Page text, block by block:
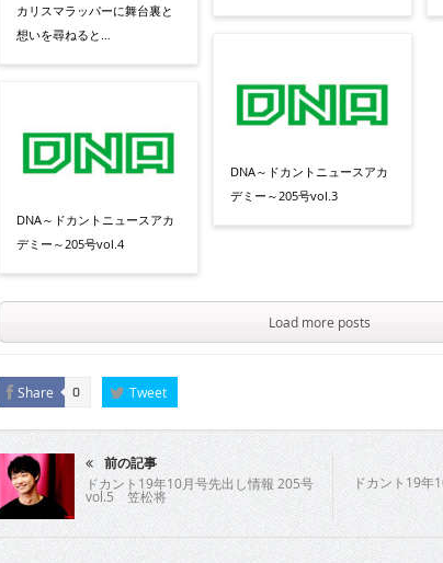
カリスマラッパーに舞台裏と
想いを尋ねると…
DNA～ドカントニュースアカ
デミー～205号vol.4
DNA～ドカントニュースアカ
デミー～205号vol.3
Load more posts
Share 0 Tweet
前の記事
ドカント19年10月号先出し情報 205号
vol.5 笠松将
ドカント19年